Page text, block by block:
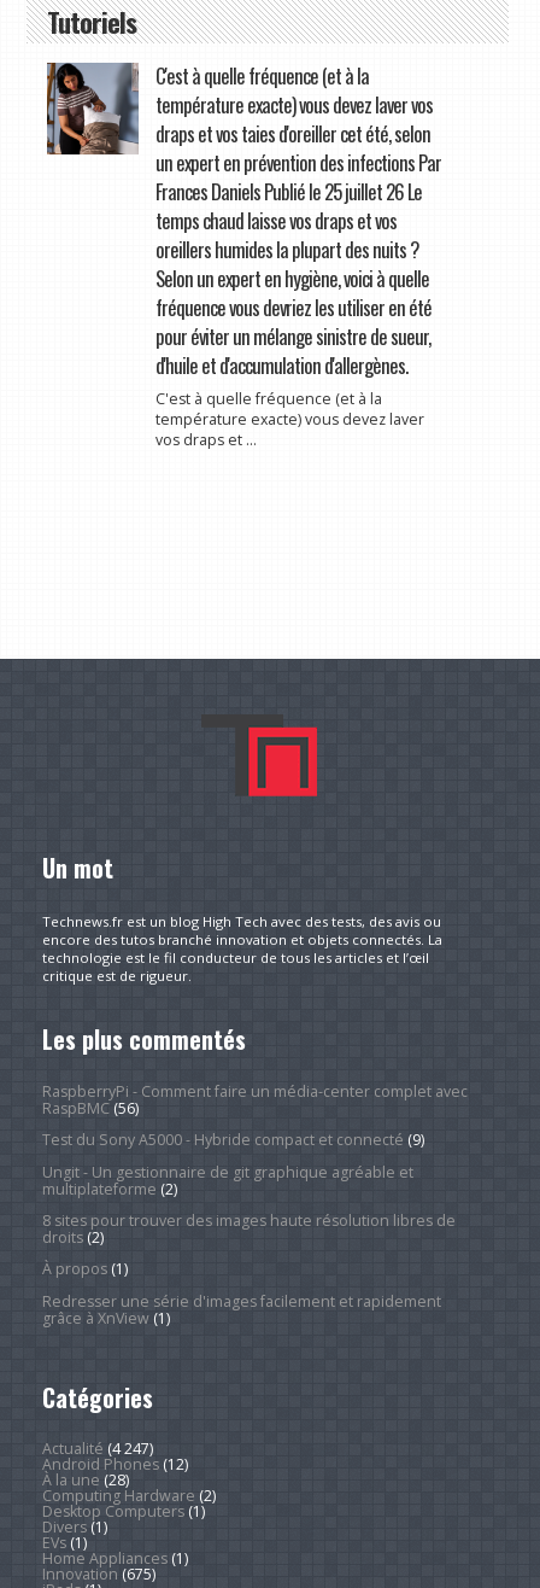
Tutoriels
C'est à quelle fréquence (et à la
température exacte) vous devez laver vos
draps et vos taies d'oreiller cet été, selon
un expert en prévention des infections Par
Frances Daniels Publié le 25 juillet 26 Le
temps chaud laisse vos draps et vos
oreillers humides la plupart des nuits ?
Selon un expert en hygiène, voici à quelle
fréquence vous devriez les utiliser en été
pour éviter un mélange sinistre de sueur,
d'huile et d'accumulation d'allergènes.
C'est à quelle fréquence (et à la
température exacte) vous devez laver
vos draps et ...
Un mot
Technews.fr est un blog High Tech avec des tests, des avis ou
encore des tutos branché innovation et objets connectés. La
technologie est le fil conducteur de tous les articles et l’œil
critique est de rigueur.
Les plus commentés
RaspberryPi - Comment faire un média-center complet avec
RaspBMC(56)
Test du Sony A5000 - Hybride compact et connecté (9)
Ungit - Un gestionnaire de git graphique agréable et
multiplateforme (2)
8 sites pour trouver des images haute résolution libres de
droits(2)
À propos(1)
Redresser une série d'images facilement et rapidement
grâce à XnView(1)
Catégories
Actualité (4 247)
Android Phones(12)
À la une (28)
Computing Hardware (2)
Desktop Computers(1)
Divers(1)
EVs(1)
Home Appliances(1)
Innovation (675)